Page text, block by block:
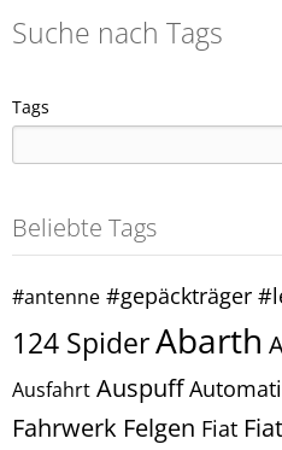
Suche nach Tags
Tags
Beliebte Tags
#antenne #gepäckträger
124 SpiderAbarth
Ausfahrt Auspuff
Fahrwerk Felgen Fiat